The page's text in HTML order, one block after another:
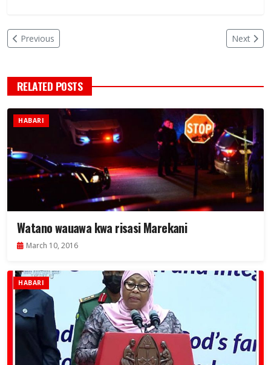
Previous Next
RELATED POSTS
HABARI
Watano wauawa kwa risasi Marekani
March 10, 2016
HABARI